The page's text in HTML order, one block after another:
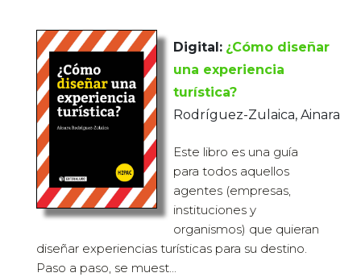
Digital: ¿Cómo diseñar
una experiencia
turística?
Rodríguez-Zulaica, Ainara
Este libro es una guía
para todos aquellos
agentes (empresas,
instituciones y
organismos) que quieran
diseñar experiencias turísticas para su destino.
Paso a paso, se muest...